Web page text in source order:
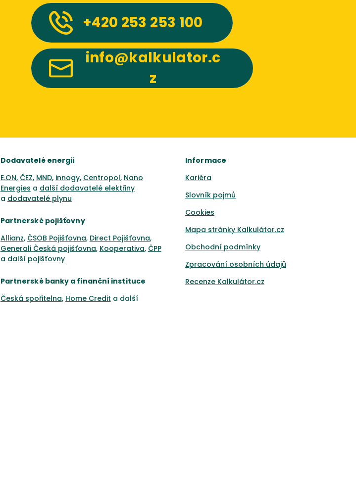
+420 253 253 100
info@kalkulator.c
z
Dodavatelé energií
E.ON, ČEZ, MND, innogy, Centropol, Nano
Energies a další dodavatelé elektřiny
a dodavatelé plynu
Partnerské pojišťovny
Allianz, ČSOB Pojišťovna, Direct Pojišťovna,
Generali Česká pojišťovna, Kooperativa, ČPP
a další pojišťovny
Partnerské banky a finanční instituce
Česká spořitelna, Home Credit a další
Informace
Kariéra
Slovník pojmů
Cookies
Mapa stránky Kalkulátor.cz
Obchodní podmínky
Zpracování osobních údajů
Recenze Kalkulátor.cz